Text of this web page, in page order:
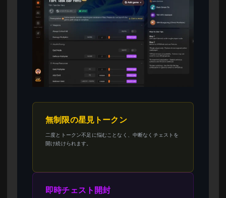
無制限の星見トークン
二度とトークン不足に悩むことなく、中断なくチェストを
開け続けられます。
即時チェスト開封